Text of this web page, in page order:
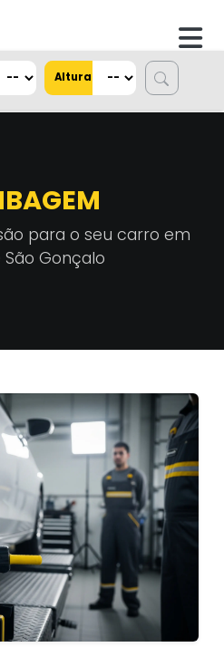
Altura
para o seu carro em
São Gonçalo